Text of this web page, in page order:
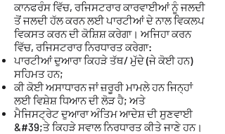
ਕਾਨਫਰੰਸ ਵਿੱਚ, ਰਜਿਸਟਰਾਰ ਕਾਰਵਾਈਆਂ ਨੂੰ ਜਲਦੀ
ਤੋਂ ਜਲਦੀ ਹੱਲ ਕਰਨ ਲਈ ਪਾਰਟੀਆਂ ਦੇ ਨਾਲ ਵਿਕਲਪ
ਵਿਕਸਤ ਕਰਨ ਦੀ ਕੋਸ਼ਿਸ਼ ਕਰੇਗਾ। ਅਜਿਹਾ ਕਰਨ
ਵਿੱਚ, ਰਜਿਸਟਰਾਰ ਨਿਰਧਾਰਤ ਕਰੇਗਾ:
ਪਾਰਟੀਆਂ ਦੁਆਰਾ ਕਿਹੜੇ ਤੱਥ/ ਮੁੱਦੇ (ਜੇ ਕੋਈ ਹਨ)
ਸਹਿਮਤ ਹਨ;
ਕੀ ਕੋਈ ਅਸਾਧਾਰਨ ਜਾਂ ਜ਼ਰੂਰੀ ਮਾਮਲੇ ਹਨ ਜਿਨ੍ਹਾਂ
ਲਈ ਵਿਸ਼ੇਸ਼ ਧਿਆਨ ਦੀ ਲੋੜ ਹੈ; ਅਤੇ
ਮੈਜਿਸਟ੍ਰੇਟ ਦੁਆਰਾ ਅੰਤਿਮ ਆਦੇਸ਼ ਦੀ ਸੁਣਵਾਈ
&#39;ਤੇ ਕਿਹੜੇ ਸਵਾਲ ਨਿਰਧਾਰਤ ਕੀਤੇ ਜਾਣੇ ਹਨ।